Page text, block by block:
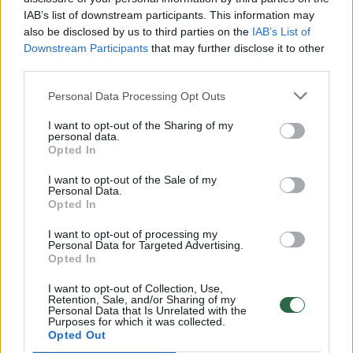
IAB’s list of downstream participants. This information may
also be disclosed by us to third parties on the IAB’s List of
Downstream Participants that may further disclose it to other
Personal Data Processing Opt Outs
I want to opt-out of the Sharing of my
personal data.
Opted In
I want to opt-out of the Sale of my
Personal Data.
Opted In
I want to opt-out of processing my
Personal Data for Targeted Advertising.
Opted In
I want to opt-out of Collection, Use,
Retention, Sale, and/or Sharing of my
Personal Data that Is Unrelated with the
Purposes for which it was collected.
Opted Out
vaiko gyvybių išgelbėti nepavyko
Žinios | Lietuvos diena
00:00:57
Savaitės vidurys nusimato karštas: temperatūra kils iki
32 laipsnių šilumos
Žinios | Orai
00:00:59
Nufilmavo, kaip patvino Vilniaus Vakarinis aplinkkelis:
Žinios | Lietuvos diena
K. Prunskienės brolis prisiminė jaudinančią akimirką
prieš mirtį: „Tai buvo simbolinis mūsų pagerbimo
ženklas“